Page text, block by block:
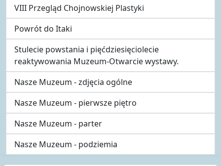
VIII Przegląd Chojnowskiej Plastyki
Powrót do Itaki
Stulecie powstania i pięćdziesięciolecie
reaktywowania Muzeum-Otwarcie wystawy.
Nasze Muzeum - zdjęcia ogólne
Nasze Muzeum - pierwsze piętro
Nasze Muzeum - parter
Nasze Muzeum - podziemia